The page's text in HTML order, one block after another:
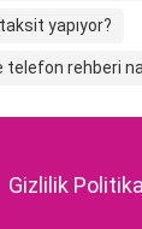
yapıyor?
telefon rehberi
Gizlilik